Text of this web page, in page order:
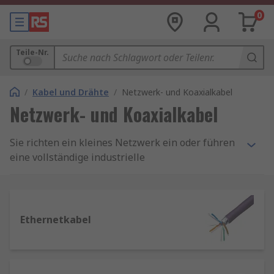
0
Teile-Nr.
/ Kabel und Drähte / Netzwerk- und Koaxialkabel
Netzwerk- und Koaxialkabel
Sie richten ein kleines Netzwerk ein oder führen
eine vollständige industrielle
einschließlich Ethernet-Datenbaugruppen,
Glasfaserkabel, Telekommunikationskabel,
dünnes Ethernetkabel, Twisted-Pair-Ethernet-
Ethernetkabel